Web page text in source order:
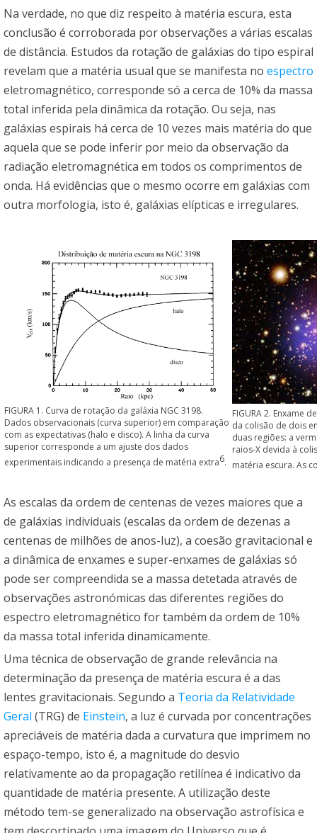
Na verdade, no que diz respeito à matéria escura, esta
conclusão é corroborada por observações a várias escalas
de distância. Estudos da rotação de galáxias do tipo espiral
revelam que a matéria usual que se manifesta no espectro
eletromagnético, corresponde só a cerca de 10% da massa
total inferida pela dinâmica da rotação. Ou seja, nas
galáxias espirais há cerca de 10 vezes mais matéria do que
aquela que se pode inferir por meio da observação da
radiação eletromagnética em todos os comprimentos de
onda. Há evidências que o mesmo ocorre em galáxias com
outra morfologia, isto é, galáxias elípticas e irregulares.
FIGURA 1. Curva de rotação da galáxia NGC 3198.
Dados observacionais (curva superior) em comparação
com as expectativas (halo e disco). A linha da curva
superior corresponde a um ajuste dos dados
experimentais indicando a presença de matéria extra6.
FIGURA 2. Enxame
da colisão de dois
duas regiões: a
raios-X devida à
matéria escura. As
As escalas da ordem de centenas de vezes maiores que a
de galáxias individuais (escalas da ordem de dezenas a
centenas de milhões de anos-luz), a coesão gravitacional e
a dinâmica de enxames e super-enxames de galáxias só
pode ser compreendida se a massa detetada através de
observações astronómicas das diferentes regiões do
espectro eletromagnético for também da ordem de 10%
da massa total inferida dinamicamente.
Uma técnica de observação de grande relevância na
determinação da presença de matéria escura é a das
lentes gravitacionais. Segundo a Teoria da Relatividade
Geral (TRG) de Einstein, a luz é curvada por concentrações
apreciáveis de matéria dada a curvatura que imprimem no
espaço-tempo, isto é, a magnitude do desvio
relativamente ao da propagação retilínea é indicativo da
quantidade de matéria presente. A utilização deste
método tem-se generalizado na observação astrofísica e